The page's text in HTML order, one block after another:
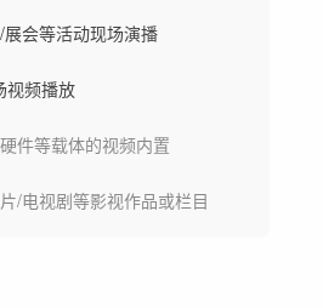
会等活动现场演播
视频播放
件等载体的视频内置
/电视剧等影视作品或栏目